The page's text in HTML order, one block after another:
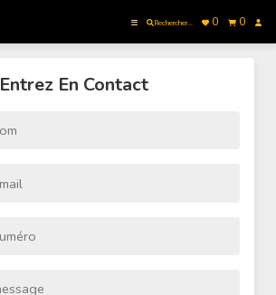
Rechercher... 0 0
Entrez En Contact